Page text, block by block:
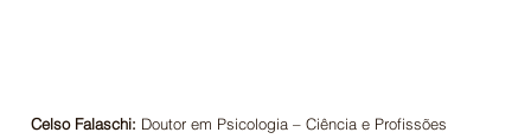
Celso Falaschi: Doutor em Psicologia – Ciência e Profissões